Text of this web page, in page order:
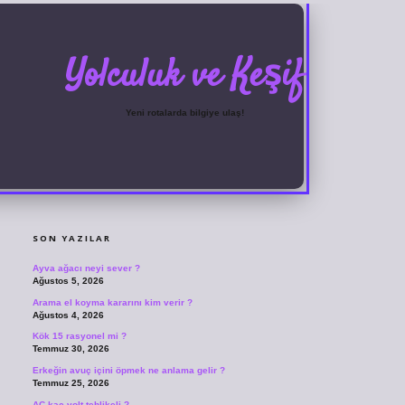
Yolculuk ve Keşif
Yeni rotalarda bilgiye ulaş!
SIDEBAR
SON YAZILAR
Ayva ağacı neyi sever ?
Ağustos 5, 2026
Arama el koyma kararını kim verir ?
Ağustos 4, 2026
Kök 15 rasyonel mi ?
Temmuz 30, 2026
Erkeğin avuç içini öpmek ne anlama gelir ?
Temmuz 25, 2026
grandoperabetilbetgir.netbetexper girişbetexper yeni giriş